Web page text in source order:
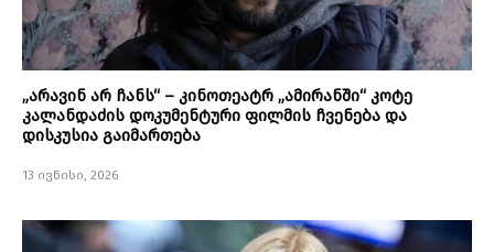
„არავინ არ ჩანს“ – კინოთეატრ „ამირანში“ კოტე
კალანდაძის დოკუმენტური ფილმის ჩვენება და
დისკუსია გაიმართება
13 ივნისი, 2026